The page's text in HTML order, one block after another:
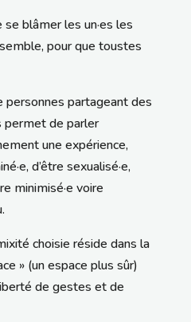
se blâmer les un·es les
pour que toustes
personnes partageant des
permet de parler
une expérience,
d’être sexualisé·e,
minimisé·e voire
choisie réside dans la
» (un espace plus sûr)
de gestes et de